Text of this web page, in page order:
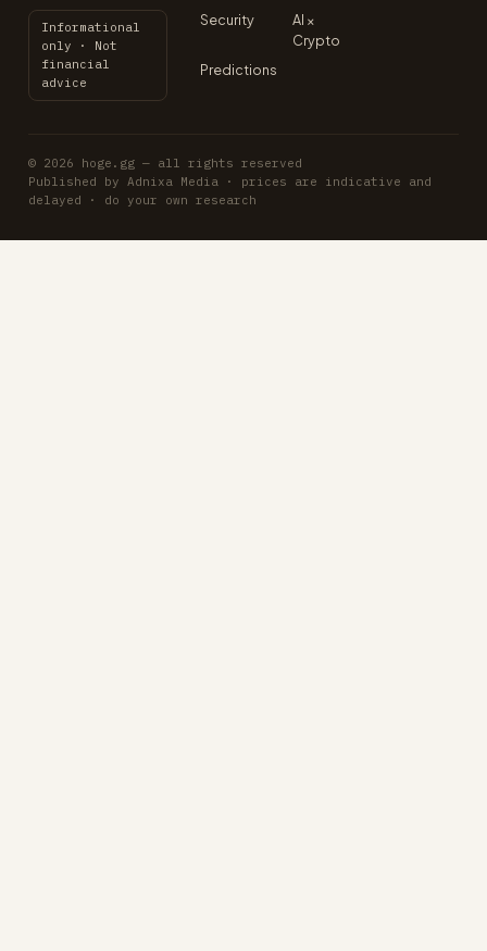
Informational
only · Not
financial
advice
Security
AI ×
Crypto
Predictions
© 2026 hoge.gg — all rights reserved
Published by Adnixa Media · prices are indicative and
delayed · do your own research